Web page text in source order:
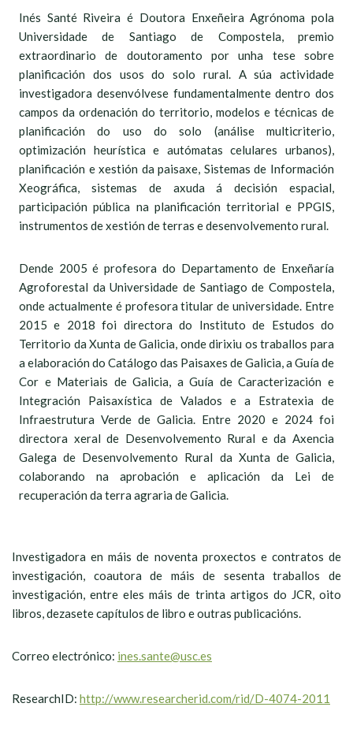
Inés Santé Riveira é Doutora Enxeñeira Agrónoma pola
Universidade de Santiago de Compostela, premio
extraordinario de doutoramento por unha tese sobre
planificación dos usos do solo rural. A súa actividade
investigadora desenvólvese fundamentalmente dentro dos
campos da ordenación do territorio, modelos e técnicas de
planificación do uso do solo (análise multicriterio,
optimización heurística e autómatas celulares urbanos),
planificación e xestión da paisaxe, Sistemas de Información
Xeográfica, sistemas de axuda á decisión espacial,
participación pública na planificación territorial e PPGIS,
instrumentos de xestión de terras e desenvolvemento rural.
Dende 2005 é profesora do Departamento de Enxeñaría
Agroforestal da Universidade de Santiago de Compostela,
onde actualmente é profesora titular de universidade. Entre
2015 e 2018 foi directora do Instituto de Estudos do
Territorio da Xunta de Galicia, onde dirixiu os traballos para
a elaboración do Catálogo das Paisaxes de Galicia, a Guía de
Cor e Materiais de Galicia, a Guía de Caracterización e
Integración Paisaxística de Valados e a Estratexia de
Infraestrutura Verde de Galicia. Entre 2020 e 2024 foi
directora xeral de Desenvolvemento Rural e da Axencia
Galega de Desenvolvemento Rural da Xunta de Galicia,
colaborando na aprobación e aplicación da Lei de
recuperación da terra agraria de Galicia.
Investigadora en máis de noventa proxectos e contratos de
investigación, coautora de máis de sesenta traballos de
investigación, entre eles máis de trinta artigos do JCR, oito
libros, dezasete capítulos de libro e outras publicacións.
Correo electrónico: ines.sante@usc.es
ResearchID: http://www.researcherid.com/rid/D-4074-2011